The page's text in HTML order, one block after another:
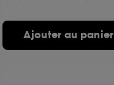
Ajouter au panier